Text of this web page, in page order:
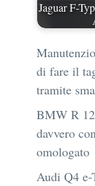
Jaguar F-
di fare il
tramite
BMW R
davvero
omologato
Audi Q4 e-